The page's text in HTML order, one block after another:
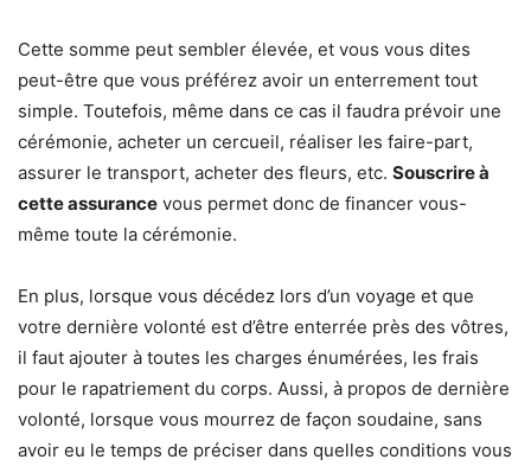
Cette somme peut sembler élevée, et vous vous dites
peut-être que vous préférez avoir un enterrement tout
simple. Toutefois, même dans ce cas il faudra prévoir une
cérémonie, acheter un cercueil, réaliser les faire-part,
assurer le transport, acheter des fleurs, etc. Souscrire à
cette assurance vous permet donc de financer vous-
même toute la cérémonie.
En plus, lorsque vous décédez lors d’un voyage et que
votre dernière volonté est d’être enterrée près des vôtres,
il faut ajouter à toutes les charges énumérées, les frais
pour le rapatriement du corps. Aussi, à propos de dernière
volonté, lorsque vous mourrez de façon soudaine, sans
avoir eu le temps de préciser dans quelles conditions vous